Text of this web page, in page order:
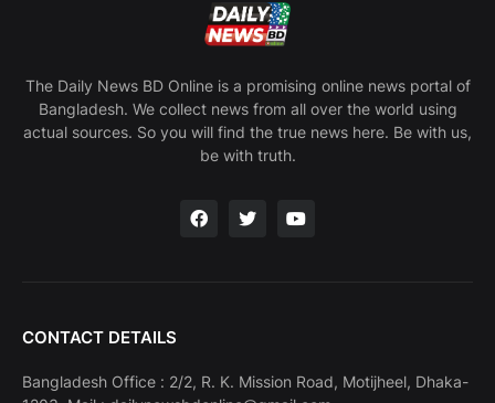
The Daily News BD Online is a promising online news portal of
Bangladesh. We collect news from all over the world using
actual sources. So you will find the true news here. Be with us,
be with truth.
CONTACT DETAILS
Bangladesh Office : 2/2, R. K. Mission Road, Motijheel, Dhaka-